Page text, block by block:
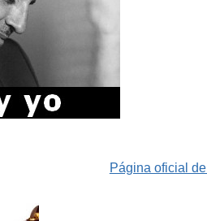
Página oficial de